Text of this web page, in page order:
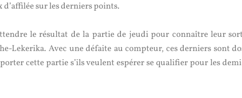
sur les derniers points.
le résultat de la partie de jeudi pour connaître leur
Lekerika. Avec une défaite au compteur, ces derniers sont
cette partie s’ils veulent espérer se qualifier pour les